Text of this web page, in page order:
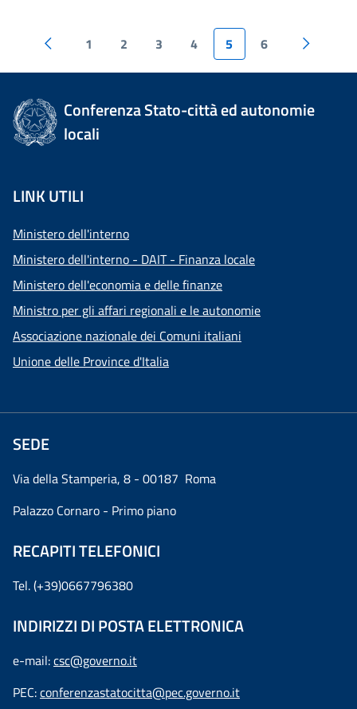
1 2 3 4 5 6
Conferenza Stato-città ed autonomie
locali
LINK UTILI
Ministero dell'interno
Ministero dell'interno - DAIT - Finanza locale
Ministero dell'economia e delle finanze
Ministro per gli affari regionali e le autonomie
Associazione nazionale dei Comuni italiani
Unione delle Province d'Italia
SEDE
Via della Stamperia, 8 - 00187 Roma
Palazzo Cornaro - Primo piano
RECAPITI TELEFONICI
Tel. (+39)0667796380
INDIRIZZI DI POSTA ELETTRONICA
e-mail:csc@governo.it
PEC:conferenzastatocitta@pec.governo.it